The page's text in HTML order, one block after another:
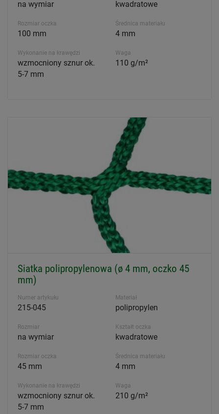
na wymiar kwadratowe
Rozmiar oczka
100 mm
Średnica materiału
4 mm
Wykonanie na krawędzi
wzmocniony sznur ok.
5-7 mm
Waga
110 g/m²
Siatka polipropylenowa (ø 4 mm, oczko 45
mm)
Numer artykułu
215-045
Materiał
polipropylen
Rozmiar
na wymiar
Kształt oczka
kwadratowe
Rozmiar oczka
45 mm
Średnica materiału
4 mm
Wykonanie na krawędzi
wzmocniony sznur ok.
5-7 mm
Waga
210 g/m²